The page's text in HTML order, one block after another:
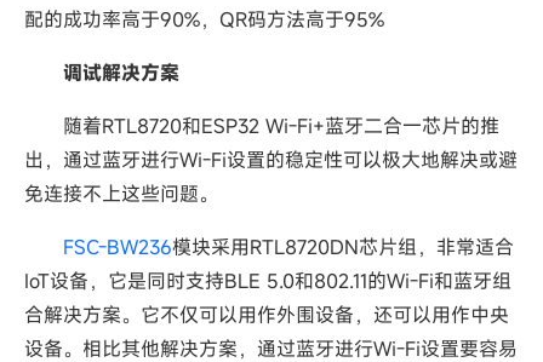
配的成功率高于90%，QR码方法高于95%
调试解决方案
随着RTL8720和ESP32 Wi-Fi+蓝牙二合一芯片的推
出，通过蓝牙进行Wi-Fi设置的稳定性可以极大地解决或避
免连接不上这些问题。
FSC-BW236模块采用RTL8720DN芯片组，非常适合
IoT设备，它是同时支持BLE 5.0和802.11的Wi-Fi和蓝牙组
合解决方案。它不仅可以用作外围设备，还可以用作中央
设备。相比其他解决方案，通过蓝牙进行Wi-Fi设置要容易